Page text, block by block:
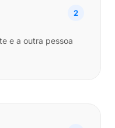
2
e a outra pessoa